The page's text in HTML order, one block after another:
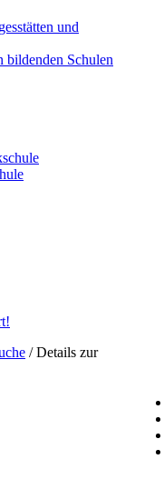
und
bildenden Schulen
/Details zur